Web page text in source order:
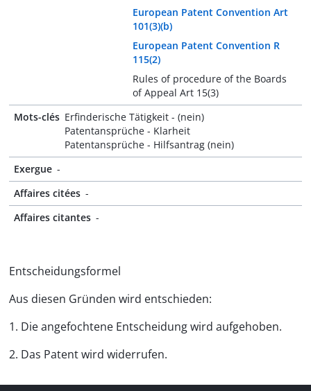
European Patent Convention Art
101(3)(b)
European Patent Convention R
115(2)
Rules of procedure of the Boards
of Appeal Art 15(3)
Mots-clés Erfinderische Tätigkeit - (nein)
Patentansprüche - Klarheit
Patentansprüche - Hilfsantrag (nein)
Exergue -
Affaires citées -
Affaires citantes -
Entscheidungsformel
Aus diesen Gründen wird entschieden:
1. Die angefochtene Entscheidung wird aufgehoben.
2. Das Patent wird widerrufen.